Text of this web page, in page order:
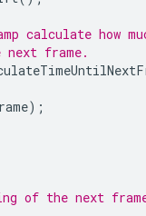
calculate how
next frame.
);
of the next